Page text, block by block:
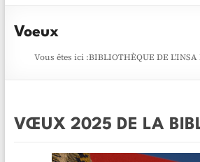
Voeux
Vous êtes ici :BIBLIOTHÈQUE DE L'INSA
VŒUX 2025 DE LA